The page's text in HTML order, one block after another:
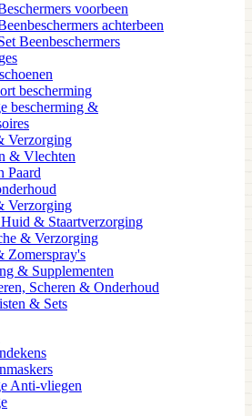
voorbeen
achterbeen
Beenbeschermers
bescherming
bescherming &
Verzorging
& Vlechten
Paard
Verzorging
& Staartverzorging
& Verzorging
Zomerspray's
& Supplementen
Scheren & Onderhoud
& Sets
Anti-vliegen